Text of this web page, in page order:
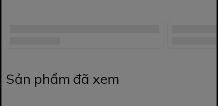
Sản phẩm đã xem